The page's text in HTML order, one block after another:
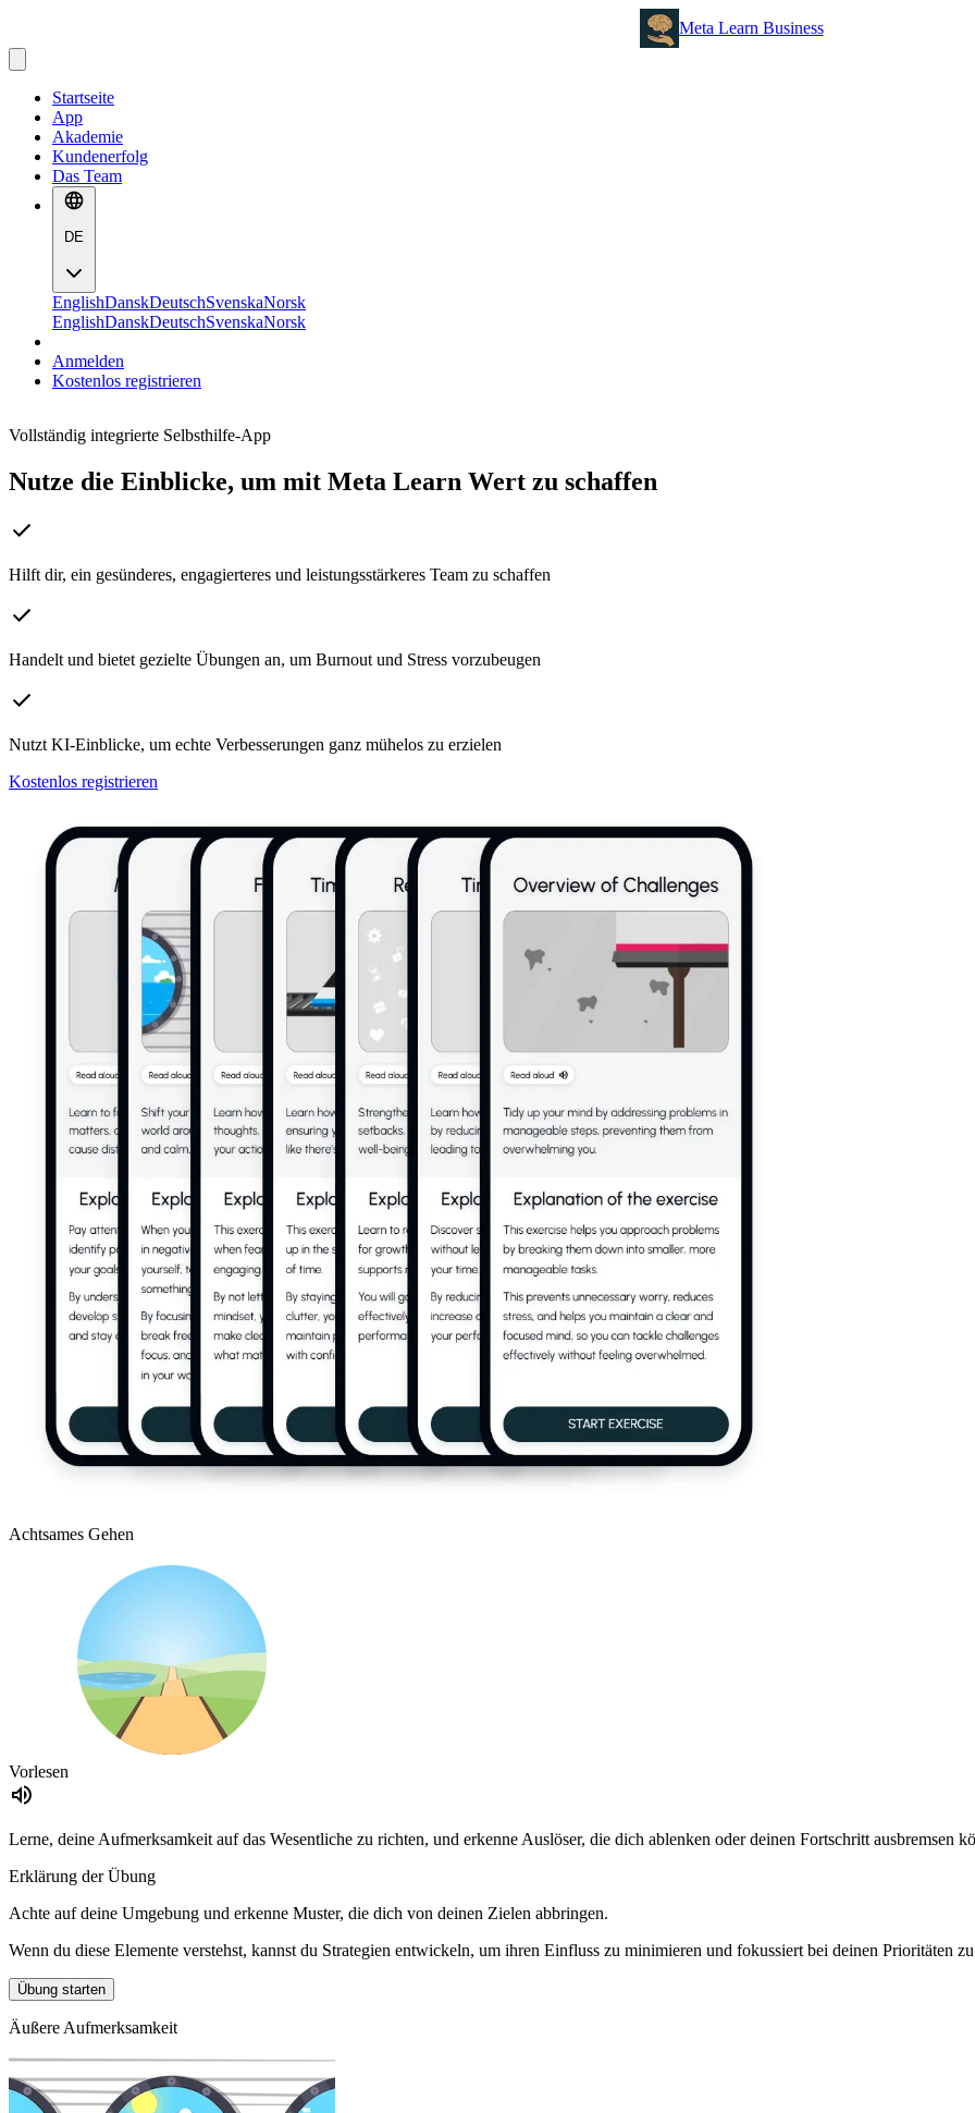
Meta Learn Business
Startseite
App
Akademie
Kundenerfolg
Das Team
DE
EnglishDanskDeutschSvenskaNorsk
EnglishDanskDeutschSvenskaNorsk
Anmelden
Kostenlos registrieren
Vollständig integrierte Selbsthilfe-App
Nutze die Einblicke, um mit Meta Learn Wert zu schaffen
Hilft dir, ein gesünderes, engagierteres und leistungsstärkeres Team zu schaffen
Handelt und bietet gezielte Übungen an, um Burnout und Stress vorzubeugen
Nutzt KI-Einblicke, um echte Verbesserungen ganz mühelos zu erzielen
Kostenlos registrieren
Achtsames Gehen
Vorlesen
Lerne, deine Aufmerksamkeit auf das Wesentliche zu richten, und erkenne Auslöser, die dich ablenken oder deinen Fortschritt ausbremsen
Erklärung der Übung
Achte auf deine Umgebung und erkenne Muster, die dich von deinen Zielen abbringen.
Wenn du diese Elemente verstehst, kannst du Strategien entwickeln, um ihren Einfluss zu minimieren und fokussiert bei deinen Prioritäten
Übung starten
Äußere Aufmerksamkeit